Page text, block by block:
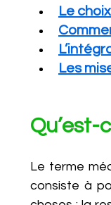
Le
Les
Qu’est-
Le terme
consiste à